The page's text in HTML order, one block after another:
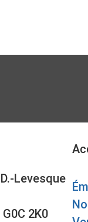
Levesque
2K0